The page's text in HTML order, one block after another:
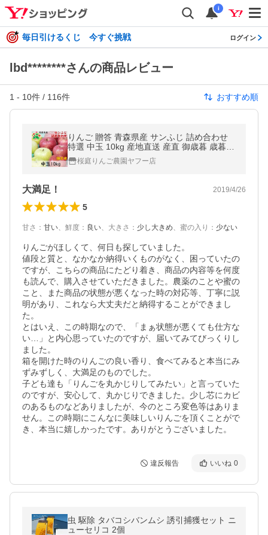
i
毎日引けるくじ 今すぐ挑戦 ログイン
lbd********さんの商品レビュー
1 - 10件 / 116件 おすすめ順
りんご 贈答 青森県産 サンふじ 詰め合わせ
特選 中玉 10kg 産地直送 産直 御歳暮 歳暮
内祝い プレゼント 内祝 お返し 贈答品 食べ
物 旬の 果物
桜庭りんご農園ヤフー店
大満足！ 2019/4/26
5
甘さ ： 甘い、 鮮度 ： 良い、 大きさ ： 少し大きめ、 蜜の入り ： 少ない
りんごがほしくて、何日も探していました。
値段と質と、なかなか納得いくものがなく、困っていたの
ですが、こちらの商品にたどり着き、商品の内容等を何度
も読んで、購入させていただきました。農薬のことや蜜の
こと、また商品の状態が悪くなった時の対応等、丁寧に説
明があり、これなら大丈夫だと納得することができまし
た。
とはいえ、この時期なので、「まぁ状態が悪くても仕方な
い…」と内心思っていたのですが、届いてみてびっくりし
ました。
箱を開けた時のりんごの良い香り、食べてみると本当にみ
ずみずしく、大満足のものでした。
子ども達も「りんごを丸かじりしてみたい」と言っていた
のですが、安心して、丸かじりできました。少し芯にカビ
のあるものなどありましたが、今のところ変色等はありま
せん。この時期にこんなに美味しいりんごを頂くことがで
き、本当に嬉しかったです。ありがとうございました。
違反報告 いいね 0
虫 駆除 タバコシバンムシ 誘引捕獲セット ニ
ューセリコ 2個